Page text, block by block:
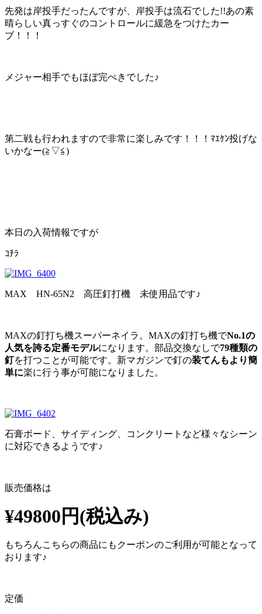
先発は岸投手だったんですが、岸投手は流石でした!!あの素
晴らしい真っすぐのコントロールに緩急をつけたカー
ブ！！！
メジャー相手でもほぼ完ぺきでした♪
第二戦も行われますので非常に楽しみです！！！ﾏｴｹﾝ投げな
いかなー(≧▽≦)
本日の入荷情報ですが
ｺﾁﾗ
MAX HN-65N2 高圧釘打機 未使用品です♪
MAXの釘打ち機スーパーネイラ。MAXの釘打ち機でNo.1の
人気を誇る定番モデルになります。部品交換なしで79種類の
釘を打つことが可能です。新マガジンで釘の装てんもより簡
単に楽に行う事が可能になりました。
石膏ボード、サイディング、コンクリートなど様々なシーン
に対応できるようです♪
販売価格は
¥49800円(税込み)
もちろんこちらの商品にもクーポンのご利用が可能となって
おります♪
定価